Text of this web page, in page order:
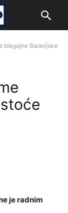
blagajne Baranjske
je radnim